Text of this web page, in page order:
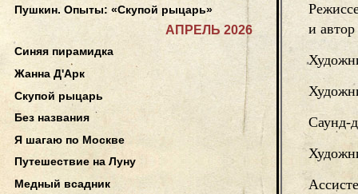
и
Саунд-
Пушкин. Опыты: «Скупой рыцарь»
АПРЕЛЬ 2026
Синяя пирамидка
Жанна Д'Арк
Скупой рыцарь
Без названия
Я шагаю по Москве
Путешествие на Луну
Медный всадник